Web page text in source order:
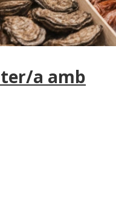
a amb